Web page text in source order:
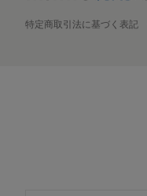
特定商取引法に基づく表記